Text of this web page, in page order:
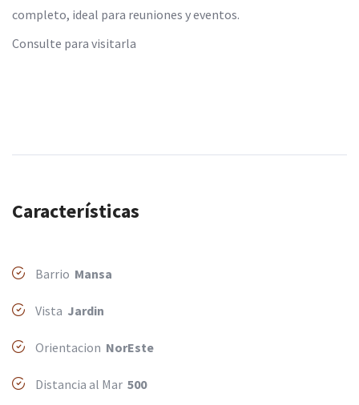
completo, ideal para reuniones y eventos.
Consulte para visitarla
Características
Barrio Mansa
Vista Jardin
Orientacion NorEste
Distancia al Mar 500